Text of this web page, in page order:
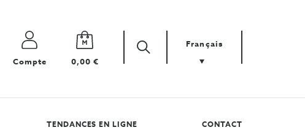
Compte 0,00 €
Cherchez
votre
Zoek Français
TENDANCES EN LIGNE CONTACT